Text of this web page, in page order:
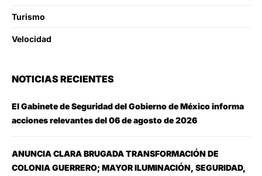
Turismo
Velocidad
NOTICIAS RECIENTES
El Gabinete de Seguridad del Gobierno de México informa
acciones relevantes del 06 de agosto de 2026
ANUNCIA CLARA BRUGADA TRANSFORMACIÓN DE
COLONIA GUERRERO; MAYOR ILUMINACIÓN, SEGURIDAD,